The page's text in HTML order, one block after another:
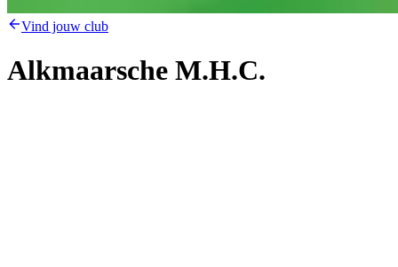
Vind jouw club
Alkmaarsche M.H.C.